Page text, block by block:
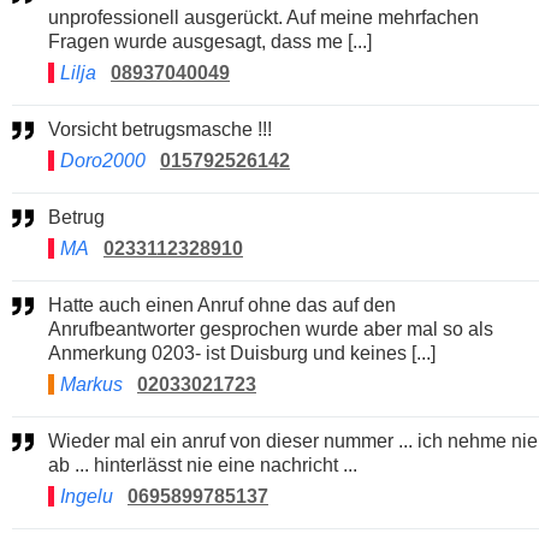
unprofessionell ausgerückt. Auf meine mehrfachen
Fragen wurde ausgesagt, dass me [...]
Lilja
08937040049
Vorsicht betrugsmasche !!!
Doro2000
015792526142
Betrug
MA
0233112328910
Hatte auch einen Anruf ohne das auf den
Anrufbeantworter gesprochen wurde aber mal so als
Anmerkung 0203- ist Duisburg und keines [...]
Markus
02033021723
Wieder mal ein anruf von dieser nummer ... ich nehme nie
ab ... hinterlässt nie eine nachricht ...
Ingelu
0695899785137